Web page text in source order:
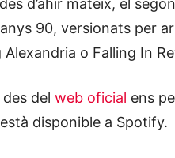
d’ahir mateix, el
90, versionats per
o Falling In
del web oficial ens
disponible a Spotify.